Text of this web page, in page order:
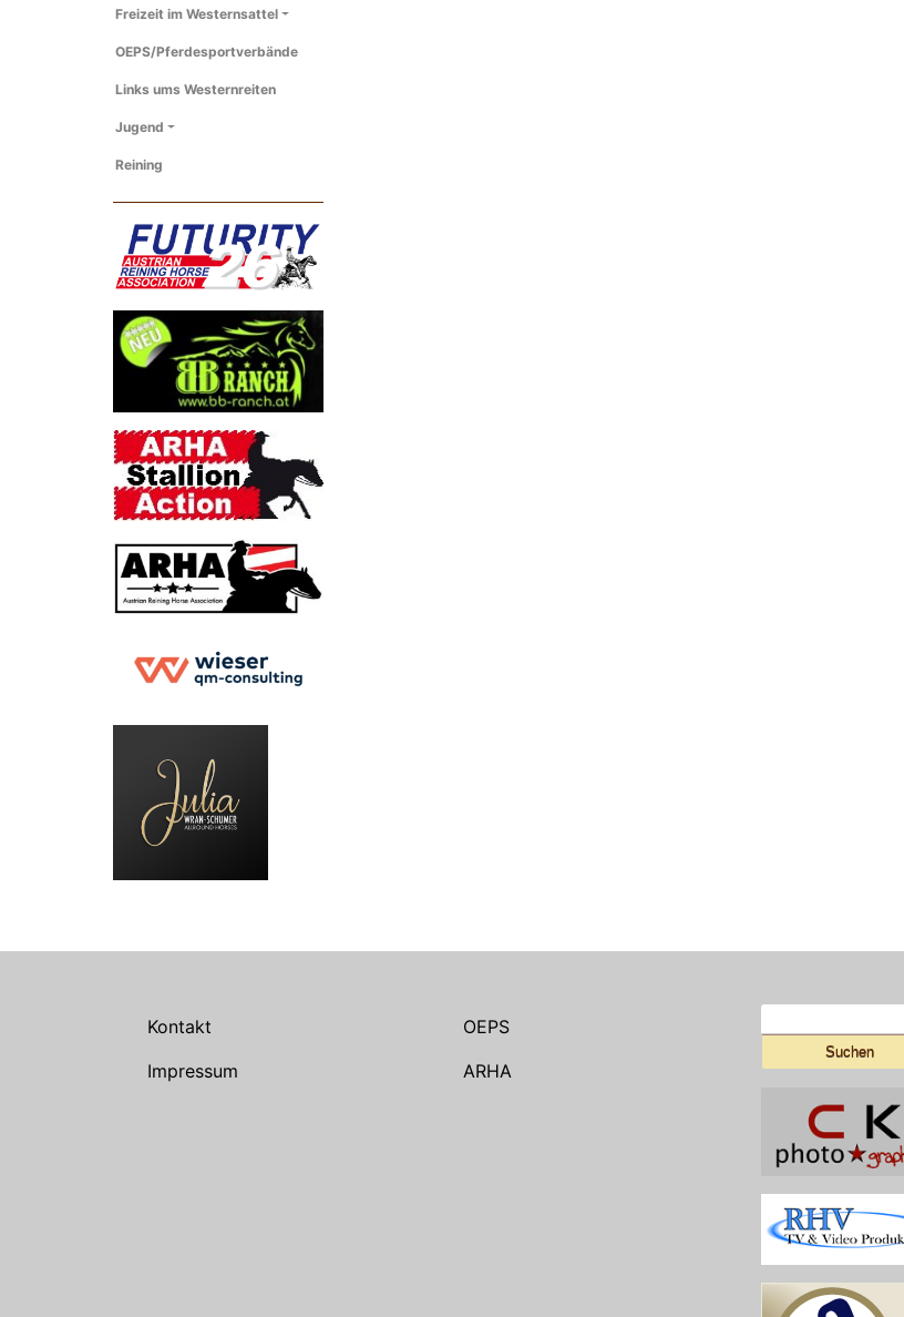
Freizeit im Westernsattel
OEPS/Pferdesportverbände
Links ums Westernreiten
Jugend
Reining
Kontakt
Impressum
OEPS
ARHA